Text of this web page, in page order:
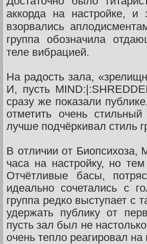
аккорда на настройке, и
взорвались
группа обозначила
теле вибрацией.
На радость зала,
И, пусть
сразу же показали
отметить очень
лучше подчёркивал стиль
В отличии от Биопсихоза,
часа на настройку, но
Отчётливые басы,
идеально сочетались с
группа редко выступает с
удержать публику от
пусть зал был не
очень тепло реагировал